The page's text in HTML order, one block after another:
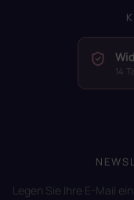
14
Legen Sie Ihre E-Mail